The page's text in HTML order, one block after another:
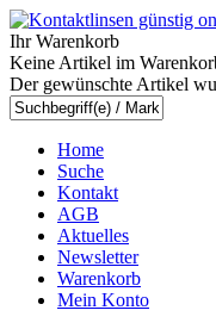
Ihr Warenkorb
Keine Artikel im
Der gewünschte Artikel
Home
Suche
Kontakt
AGB
Aktuelles
Newsletter
Warenkorb
Mein Konto